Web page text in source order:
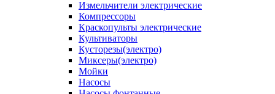
Измельчители электрические
Компрессоры
Краскопульты электрические
Культиваторы
Кусторезы(электро)
Миксеры(электро)
Мойки
Насосы